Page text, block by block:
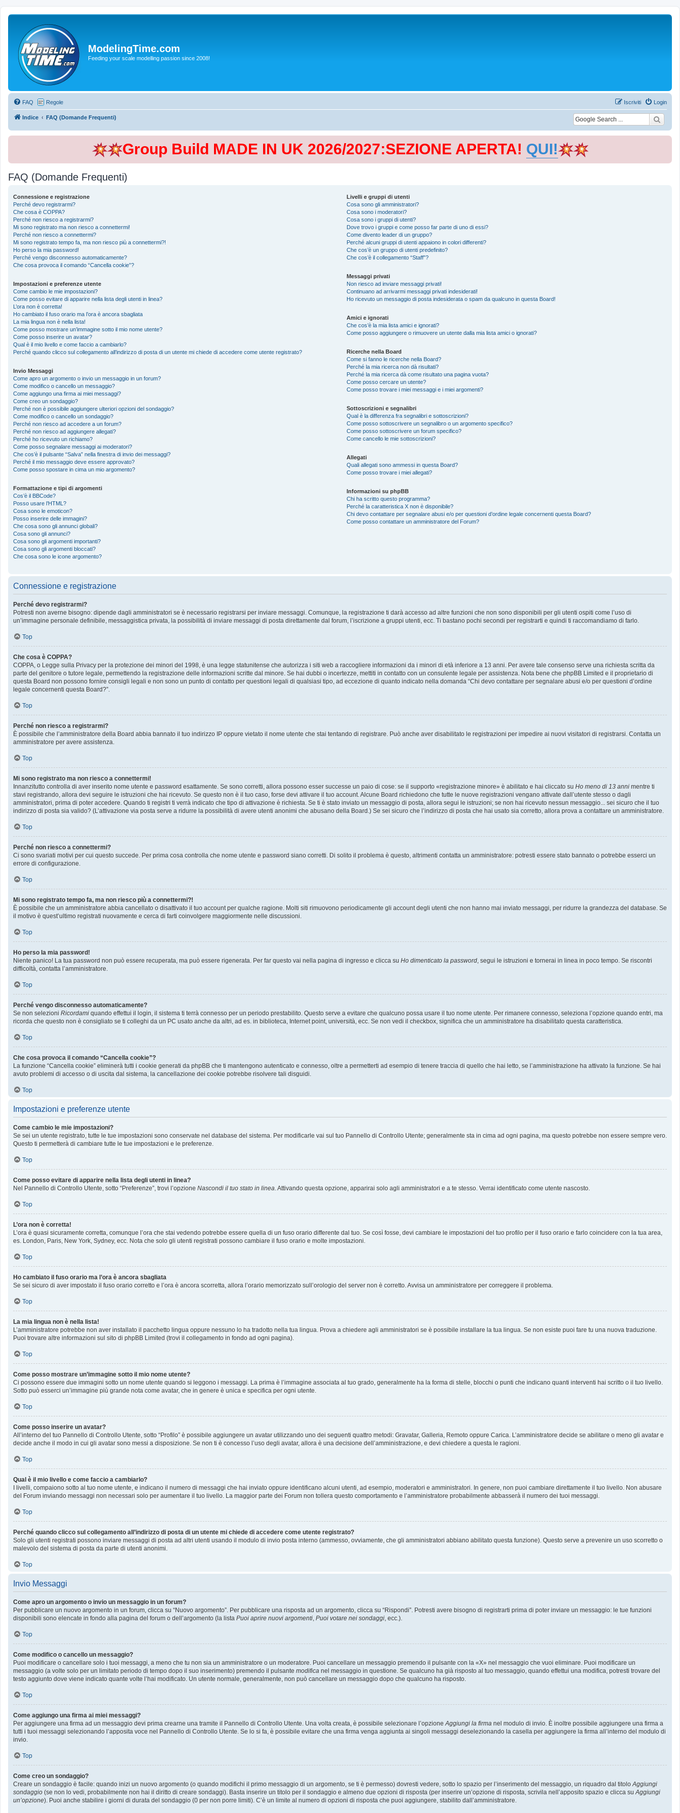
ModelingTime.com
Feeding your scale modelling passion since 2008!
FAQ Regole Login
Iscriviti
Indice FAQ (Domande Frequenti)
Group Build MADE IN UK 2026/2027:SEZIONE APERTA! QUI!
FAQ (Domande Frequenti)
Connessione e registrazione
Perché devo registrarmi?
Che cosa è COPPA?
Perché non riesco a registrarmi?
Mi sono registrato ma non riesco a connettermi!
Perché non riesco a connettermi?
Mi sono registrato tempo fa, ma non riesco più a connettermi?!
Ho perso la mia password!
Perché vengo disconnesso automaticamente?
Che cosa provoca il comando “Cancella cookie”?
Impostazioni e preferenze utente
Come cambio le mie impostazioni?
Come posso evitare di apparire nella lista degli utenti in linea?
L’ora non è corretta!
Ho cambiato il fuso orario ma l’ora è ancora sbagliata
La mia lingua non è nella lista!
Come posso mostrare un’immagine sotto il mio nome utente?
Come posso inserire un avatar?
Qual è il mio livello e come faccio a cambiarlo?
Perché quando clicco sul collegamento all’indirizzo di posta di un utente mi chiede di accedere come utente registrato?
Invio Messaggi
Come apro un argomento o invio un messaggio in un forum?
Come modifico o cancello un messaggio?
Come aggiungo una firma ai miei messaggi?
Come creo un sondaggio?
Perché non è possibile aggiungere ulteriori opzioni del sondaggio?
Come modifico o cancello un sondaggio?
Perché non riesco ad accedere a un forum?
Perché non riesco ad aggiungere allegati?
Perché ho ricevuto un richiamo?
Come posso segnalare messaggi ai moderatori?
Che cos’è il pulsante “Salva” nella finestra di invio dei messaggi?
Perché il mio messaggio deve essere approvato?
Come posso spostare in cima un mio argomento?
Formattazione e tipi di argomenti
Cos’è il BBCode?
Posso usare l’HTML?
Cosa sono le emoticon?
Posso inserire delle immagini?
Che cosa sono gli annunci globali?
Cosa sono gli annunci?
Cosa sono gli argomenti importanti?
Cosa sono gli argomenti bloccati?
Che cosa sono le icone argomento?
Livelli e gruppi di utenti
Cosa sono gli amministratori?
Cosa sono i moderatori?
Cosa sono i gruppi di utenti?
Dove trovo i gruppi e come posso far parte di uno di essi?
Come divento leader di un gruppo?
Perché alcuni gruppi di utenti appaiono in colori differenti?
Che cos’è un gruppo di utenti predefinito?
Che cos’è il collegamento “Staff”?
Messaggi privati
Non riesco ad inviare messaggi privati!
Continuano ad arrivarmi messaggi privati indesiderati!
Ho ricevuto un messaggio di posta indesiderata o spam da qualcuno in questa Board!
Amici e ignorati
Che cos’è la mia lista amici e ignorati?
Come posso aggiungere o rimuovere un utente dalla mia lista amici o ignorati?
Ricerche nella Board
Come si fanno le ricerche nella Board?
Perché la mia ricerca non dà risultati?
Perché la mia ricerca dà come risultato una pagina vuota?
Come posso cercare un utente?
Come posso trovare i miei messaggi e i miei argomenti?
Sottoscrizioni e segnalibri
Qual è la differenza fra segnalibri e sottoscrizioni?
Come posso sottoscrivere un segnalibro o un argomento specifico?
Come posso sottoscrivere un forum specifico?
Come cancello le mie sottoscrizioni?
Allegati
Quali allegati sono ammessi in questa Board?
Come posso trovare i miei allegati?
Informazioni su phpBB
Chi ha scritto questo programma?
Perché la caratteristica X non è disponibile?
Chi devo contattare per segnalare abusi e/o per questioni d’ordine legale concernenti questa Board?
Come posso contattare un amministratore del Forum?
Connessione e registrazione
Perché devo registrarmi?
Potresti non averne bisogno: dipende dagli amministratori se è necessario registrarsi per inviare messaggi. Comunque, la registrazione ti darà accesso ad altre funzioni che non sono disponibili per gli utenti ospiti come l’uso di
un’immagine personale definibile, messaggistica privata, la possibilità di inviare messaggi di posta direttamente dal forum, l’iscrizione a gruppi utenti, ecc. Ti bastano pochi secondi per registrarti e quindi ti raccomandiamo di farlo.
Top
Che cosa è COPPA?
COPPA, o Legge sulla Privacy per la protezione dei minori del 1998, è una legge statunitense che autorizza i siti web a raccogliere informazioni da i minori di età inferiore a 13 anni. Per avere tale consenso serve una richiesta scritta da
parte del genitore o tutore legale, permettendo la registrazione delle informazioni scritte dal minore. Se hai dubbi o incertezze, mettiti in contatto con un consulente legale per assistenza. Nota bene che phpBB Limited e il proprietario di
questa Board non possono fornire consigli legali e non sono un punto di contatto per questioni legali di qualsiasi tipo, ad eccezione di quanto indicato nella domanda “Chi devo contattare per segnalare abusi e/o per questioni d’ordine
legale concernenti questa Board?”.
Top
Perché non riesco a registrarmi?
È possibile che l’amministratore della Board abbia bannato il tuo indirizzo IP oppure vietato il nome utente che stai tentando di registrare. Può anche aver disabilitato le registrazioni per impedire ai nuovi visitatori di registrarsi. Contatta un
amministratore per avere assistenza.
Top
Mi sono registrato ma non riesco a connettermi!
Innanzitutto controlla di aver inserito nome utente e password esattamente. Se sono corretti, allora possono esser successe un paio di cose: se il supporto «registrazione minore» è abilitato e hai cliccato su Ho meno di 13 anni mentre ti
stavi registrando, allora devi seguire le istruzioni che hai ricevuto. Se questo non è il tuo caso, forse devi attivare il tuo account. Alcune Board richiedono che tutte le nuove registrazioni vengano attivate dall’utente stesso o dagli
amministratori, prima di poter accedere. Quando ti registri ti verrà indicato che tipo di attivazione è richiesta. Se ti è stato inviato un messaggio di posta, allora segui le istruzioni; se non hai ricevuto nessun messaggio... sei sicuro che il tuo
indirizzo di posta sia valido? (L’attivazione via posta serve a ridurre la possibilità di avere utenti anonimi che abusano della Board.) Se sei sicuro che l’indirizzo di posta che hai usato sia corretto, allora prova a contattare un amministratore.
Top
Perché non riesco a connettermi?
Ci sono svariati motivi per cui questo succede. Per prima cosa controlla che nome utente e password siano corretti. Di solito il problema è questo, altrimenti contatta un amministratore: potresti essere stato bannato o potrebbe esserci un
errore di configurazione.
Top
Mi sono registrato tempo fa, ma non riesco più a connettermi?!
È possibile che un amministratore abbia cancellato o disattivato il tuo account per qualche ragione. Molti siti rimuovono periodicamente gli account degli utenti che non hanno mai inviato messaggi, per ridurre la grandezza del database. Se
il motivo è quest’ultimo registrati nuovamente e cerca di farti coinvolgere maggiormente nelle discussioni.
Top
Ho perso la mia password!
Niente panico! La tua password non può essere recuperata, ma può essere rigenerata. Per far questo vai nella pagina di ingresso e clicca su Ho dimenticato la password, segui le istruzioni e tornerai in linea in poco tempo. Se riscontri
difficoltà, contatta l’amministratore.
Top
Perché vengo disconnesso automaticamente?
Se non selezioni Ricordami quando effettui il login, il sistema ti terrà connesso per un periodo prestabilito. Questo serve a evitare che qualcuno possa usare il tuo nome utente. Per rimanere connesso, seleziona l’opzione quando entri, ma
ricorda che questo non è consigliato se ti colleghi da un PC usato anche da altri, ad es. in biblioteca, Internet point, università, ecc. Se non vedi il checkbox, significa che un amministratore ha disabilitato questa caratteristica.
Top
Che cosa provoca il comando “Cancella cookie”?
La funzione “Cancella cookie” eliminerà tutti i cookie generati da phpBB che ti mantengono autenticato e connesso, oltre a permetterti ad esempio di tenere traccia di quello che hai letto, se l’amministrazione ha attivato la funzione. Se hai
avuto problemi di accesso o di uscita dal sistema, la cancellazione dei cookie potrebbe risolvere tali disguidi.
Top
Impostazioni e preferenze utente
Come cambio le mie impostazioni?
Se sei un utente registrato, tutte le tue impostazioni sono conservate nel database del sistema. Per modificarle vai sul tuo Pannello di Controllo Utente; generalmente sta in cima ad ogni pagina, ma questo potrebbe non essere sempre vero.
Questo ti permetterà di cambiare tutte le tue impostazioni e le preferenze.
Top
Come posso evitare di apparire nella lista degli utenti in linea?
Nel Pannello di Controllo Utente, sotto “Preferenze”, trovi l’opzione Nascondi il tuo stato in linea. Attivando questa opzione, apparirai solo agli amministratori e a te stesso. Verrai identificato come utente nascosto.
Top
L’ora non è corretta!
L’ora è quasi sicuramente corretta, comunque l’ora che stai vedendo potrebbe essere quella di un fuso orario differente dal tuo. Se così fosse, devi cambiare le impostazioni del tuo profilo per il fuso orario e farlo coincidere con la tua area,
es. London, Paris, New York, Sydney, ecc. Nota che solo gli utenti registrati possono cambiare il fuso orario e molte impostazioni.
Top
Ho cambiato il fuso orario ma l’ora è ancora sbagliata
Se sei sicuro di aver impostato il fuso orario corretto e l’ora è ancora scorretta, allora l’orario memorizzato sull’orologio del server non è corretto. Avvisa un amministratore per correggere il problema.
Top
La mia lingua non è nella lista!
L’amministratore potrebbe non aver installato il pacchetto lingua oppure nessuno lo ha tradotto nella tua lingua. Prova a chiedere agli amministratori se è possibile installare la tua lingua. Se non esiste puoi fare tu una nuova traduzione.
Puoi trovare altre informazioni sul sito di phpBB Limited (trovi il collegamento in fondo ad ogni pagina).
Top
Come posso mostrare un’immagine sotto il mio nome utente?
Ci possono essere due immagini sotto un nome utente quando si leggono i messaggi. La prima è l’immagine associata al tuo grado, generalmente ha la forma di stelle, blocchi o punti che indicano quanti interventi hai scritto o il tuo livello.
Sotto può esserci un’immagine più grande nota come avatar, che in genere è unica e specifica per ogni utente.
Top
Come posso inserire un avatar?
All’interno del tuo Pannello di Controllo Utente, sotto “Profilo” è possibile aggiungere un avatar utilizzando uno dei seguenti quattro metodi: Gravatar, Galleria, Remoto oppure Carica. L’amministratore decide se abilitare o meno gli avatar e
decide anche il modo in cui gli avatar sono messi a disposizione. Se non ti è concesso l’uso degli avatar, allora è una decisione dell’amministrazione, e devi chiedere a questa le ragioni.
Top
Qual è il mio livello e come faccio a cambiarlo?
I livelli, compaiono sotto al tuo nome utente, e indicano il numero di messaggi che hai inviato oppure identificano alcuni utenti, ad esempio, moderatori e amministratori. In genere, non puoi cambiare direttamente il tuo livello. Non abusare
del Forum inviando messaggi non necessari solo per aumentare il tuo livello. La maggior parte dei Forum non tollera questo comportamento e l’amministratore probabilmente abbasserà il numero dei tuoi messaggi.
Top
Perché quando clicco sul collegamento all’indirizzo di posta di un utente mi chiede di accedere come utente registrato?
Solo gli utenti registrati possono inviare messaggi di posta ad altri utenti usando il modulo di invio posta interno (ammesso, ovviamente, che gli amministratori abbiano abilitato questa funzione). Questo serve a prevenire un uso scorretto o
malevolo del sistema di posta da parte di utenti anonimi.
Top
Invio Messaggi
Come apro un argomento o invio un messaggio in un forum?
Per pubblicare un nuovo argomento in un forum, clicca su “Nuovo argomento”. Per pubblicare una risposta ad un argomento, clicca su “Rispondi”. Potresti avere bisogno di registrarti prima di poter inviare un messaggio: le tue funzioni
disponibili sono elencate in fondo alla pagina del forum o dell’argomento (la lista Puoi aprire nuovi argomenti, Puoi votare nei sondaggi, ecc.).
Top
Come modifico o cancello un messaggio?
Puoi modificare o cancellare solo i tuoi messaggi, a meno che tu non sia un amministratore o un moderatore. Puoi cancellare un messaggio premendo il pulsante con la «X» nel messaggio che vuoi eliminare. Puoi modificare un
messaggio (a volte solo per un limitato periodo di tempo dopo il suo inserimento) premendo il pulsante modifica nel messaggio in questione. Se qualcuno ha già risposto al tuo messaggio, quando effettui una modifica, potresti trovare del
testo aggiunto dove viene indicato quante volte l’hai modificato. Un utente normale, generalmente, non può cancellare un messaggio dopo che qualcuno ha risposto.
Top
Come aggiungo una firma ai miei messaggi?
Per aggiungere una firma ad un messaggio devi prima crearne una tramite il Pannello di Controllo Utente. Una volta creata, è possibile selezionare l’opzioneAggiungi la firma nel modulo di invio. È inoltre possibile aggiungere una firma a
tutti i tuoi messaggi selezionando l’apposita voce nel Pannello di Controllo Utente. Se lo si fa, è possibile evitare che una firma venga aggiunta ai singoli messaggi deselezionando la casella per aggiungere la firma all’interno del modulo di
invio.
Top
Come creo un sondaggio?
Creare un sondaggio è facile: quando inizi un nuovo argomento (o quando modifichi il primo messaggio di un argomento, se ti è permesso) dovresti vedere, sotto lo spazio per l’inserimento del messaggio, un riquadro dal titoloAggiungi
sondaggio (se non lo vedi, probabilmente non hai il diritto di creare sondaggi). Basta inserire un titolo per il sondaggio e almeno due opzioni di risposta (per inserire un’opzione di risposta, scrivila nell’apposito spazio e clicca suAggiungi
un’opzione). Puoi anche stabilire i giorni di durata del sondaggio (0 per non porre limiti). C’è un limite al numero di opzioni di risposta che puoi aggiungere, stabilito dall’amministratore.